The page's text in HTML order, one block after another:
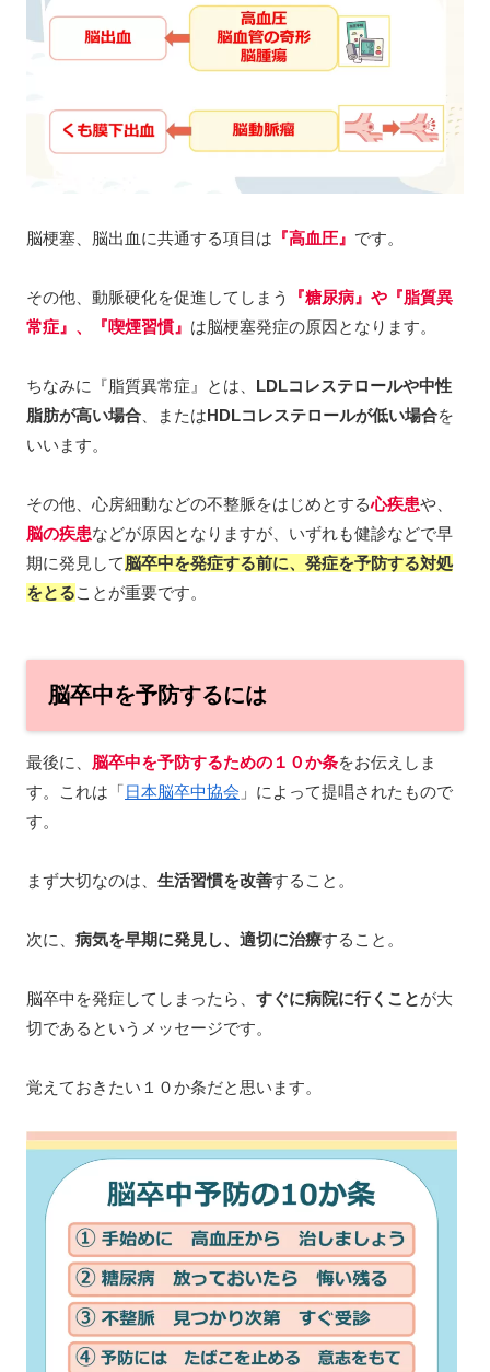
脳梗塞、脳出血に共通する項目は 『高血圧』 です。
その他、動脈硬化を促進してしまう
『糖尿病』や『脂質異
常症』、『喫煙習慣』 は脳梗塞発症の原因となります。
ちなみに『脂質異常症』とは、 LDLコレステロールや中性
脂肪が高い場合 、またはHDLコレステロールが低い場合を
いいます。
その他、心房細動などの不整脈をはじめとする心疾患や、
脳の疾患などが原因となりますが、いずれも健診などで早
期に発見して脳卒中を発症する前に、発症を予防する対処
をとることが重要です。
脳卒中を予防するには
最後に、 脳卒中を予防するための１０か条をお伝えしま
す。これは「日本脳卒中協会 」によって提唱されたもので
す。
まず大切なのは、 生活習慣を改善すること。
次に、 病気を早期に発見し、適切に治療すること。
脳卒中を発症してしまったら、 すぐに病院に行くことが大
切であるというメッセージです。
覚えておきたい１０か条だと思います。